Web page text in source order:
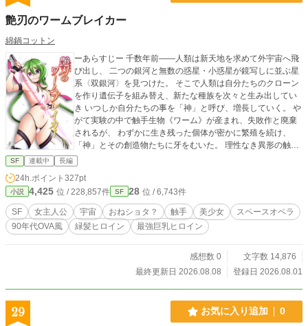
艶刃のワームブレイカー
綿鍋コットン
ーあらすじー 千数年前――人類は新天地を求めて外宇宙へ飛
び出し、 二つの銀河と無数の惑星・小惑星が鏡写しに並ぶ星
系〈双銀河〉を見つけた。 そこで人類は自分たちのクローン
を作り遺伝子を組み替え、新たな種族を次々と生み出してい
き いつしか自分たちの事を「神」と呼び、増長していく。 や
がて実験の中で触手生物《ワーム》が産まれ、失敗作と廃棄
されるが、 わずかに生き残った個体が密かに繁殖を続け、
「神」とその創造物たちに牙をむいた。 理性なき異形の触手
生物《ワーム》は星々に潜み、襲い、喰らい、交配によって
増え続ける。 それに対抗するため、人々と様々な種族を守る
戦士たち「ワームブレイカー」が生まれた。 それから千数年
後―― 触手生物《ワーム》は今も星々で人々を襲い続けてい
る。 そんな絶望の時代に突如現れた、紫色の艶やかな光の刃
を振るう少女。 ニーハイブーツにスリングショット水着のよ
うな服 ふくらはぎまで伸びるエメラルドグリーンの髪を二房
本名は「メルディア・アンジェリス・ミルーカ」 絶滅して伝
説と化した種族《カトレア人古代種》の末裔であり、 失われ
能力を併せ持つ、幼さとセクシーさが同居した自由すぎるヒ
SF 連載中 長編
24h.ポイント 327pt
小説 4,425 位 / 228,857件 SF 28 位 / 6,743件
SF 女主人公 宇宙 おねショタ？ 触手 美少女
スペースオペラ
90年代OVA風
緑髪ヒロイン 最強巨乳ヒロイン
感想数 0
文字数 14,876
最終更新日 2026.08.08
登録日 2026.08.01
29 お気に入り追加 0